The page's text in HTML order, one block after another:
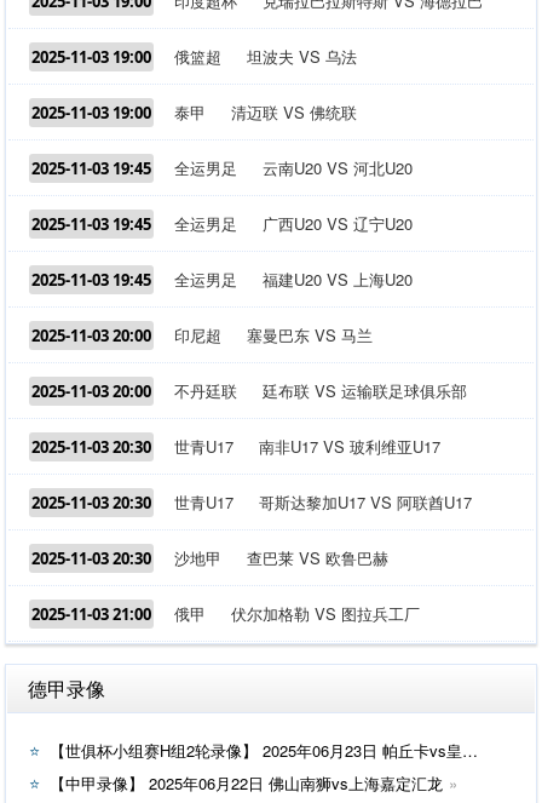
2025-11-03 19:00 俄篮超 坦波夫 VS 乌法
2025-11-03 19:00 泰甲 清迈联 VS 佛统联
2025-11-03 19:45 全运男足 云南U20 VS 河北U20
2025-11-03 19:45 全运男足 广西U20 VS 辽宁U20
2025-11-03 19:45 全运男足 福建U20 VS 上海U20
2025-11-03 20:00 印尼超 塞曼巴东 VS 马兰
2025-11-03 20:00 不丹廷联 廷布联 VS 运输联足球俱乐部
2025-11-03 20:30 世青U17 南非U17 VS 玻利维亚U17
2025-11-03 20:30 世青U17 哥斯达黎加U17 VS 阿联酋U17
2025-11-03 20:30 沙地甲 查巴莱 VS 欧鲁巴赫
2025-11-03 21:00 俄甲 伏尔加格勒 VS 图拉兵工厂
德甲录像
【世俱杯小组赛H组2轮录像】 2025年06月23日 帕丘卡vs皇家马德里
【中甲录像】 2025年06月22日 佛山南狮vs上海嘉定汇龙